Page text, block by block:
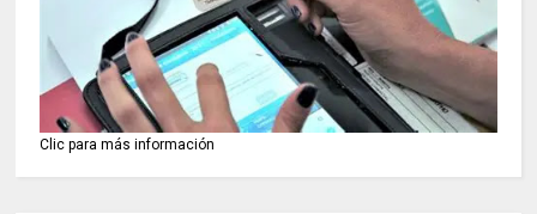
Clic para más información